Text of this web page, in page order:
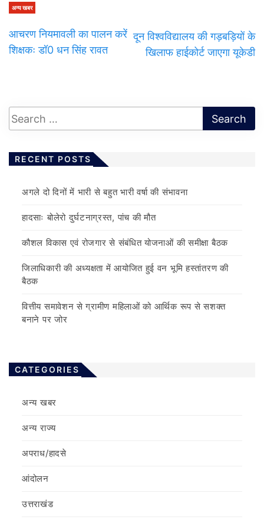
अन्य खबर
आचरण नियमावली का पालन करें
शिक्षकः डॉ0 धन सिंह रावत
दून विश्वविद्यालय की गड़बड़ियों के
खिलाफ हाईकोर्ट जाएगा यूकेडी
RECENT POSTS
अगले दो दिनों में भारी से बहुत भारी वर्षा की संभावना
हादसाः बोलेरो दुर्घटनाग्रस्त, पांच की मौत
कौशल विकास एवं रोजगार से संबंधित योजनाओं की समीक्षा बैठक
जिलाधिकारी की अध्यक्षता में आयोजित हुई वन भूमि हस्तांतरण की
बैठक
वित्तीय समावेशन से ग्रामीण महिलाओं को आर्थिक रूप से सशक्त
बनाने पर जोर
CATEGORIES
अन्य खबर
अन्य राज्य
अपराध/हादसे
आंदोलन
उत्तराखंड